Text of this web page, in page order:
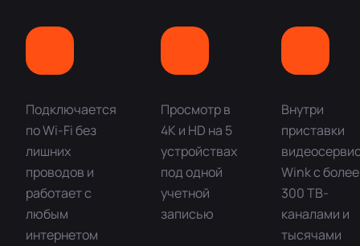
Подключается
по Wi-Fi без
лишних
проводов и
работает с
любым
интернетом
Просмотр в
4K и HD на 5
устройствах
под одной
учетной
записью
Внутри
приставки
Wink с более
300 ТВ-
каналами и
тысячами